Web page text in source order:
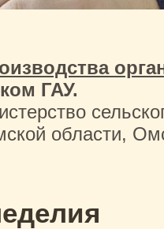
ГАУ.
области,